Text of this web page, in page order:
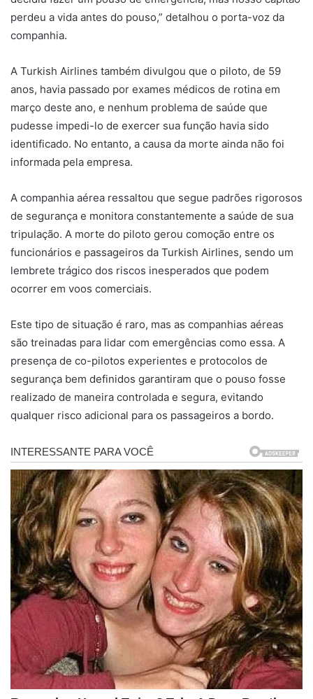
perdeu a vida antes do pouso,” detalhou o porta-voz da
companhia.
A Turkish Airlines também divulgou que o piloto, de 59
anos, havia passado por exames médicos de rotina em
março deste ano, e nenhum problema de saúde que
pudesse impedi-lo de exercer sua função havia sido
identificado. No entanto, a causa da morte ainda não foi
informada pela empresa.
A companhia aérea ressaltou que segue padrões rigorosos
de segurança e monitora constantemente a saúde de sua
tripulação. A morte do piloto gerou comoção entre os
funcionários e passageiros da Turkish Airlines, sendo um
lembrete trágico dos riscos inesperados que podem
ocorrer em voos comerciais.
Este tipo de situação é raro, mas as companhias aéreas
são treinadas para lidar com emergências como essa. A
presença de co-pilotos experientes e protocolos de
segurança bem definidos garantiram que o pouso fosse
realizado de maneira controlada e segura, evitando
qualquer risco adicional para os passageiros a bordo.